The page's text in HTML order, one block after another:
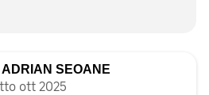
ADRIAN SEOANE
ott 2025